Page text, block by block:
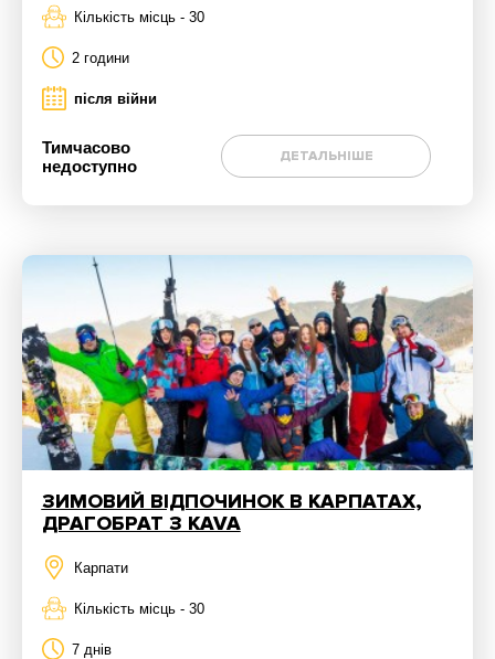
Кількість місць - 30
2 години
після війни
Тимчасово
недоступно
ДЕТАЛЬНІШЕ
ЗИМОВИЙ ВІДПОЧИНОК В КАРПАТАХ,
ДРАГОБРАТ З KAVA
Карпати
Кількість місць - 30
7 днів